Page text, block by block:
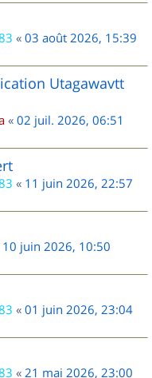
« 03 août 2026, 15:39
Utagawavtt
« 02 juil. 2026, 06:51
« 11 juin 2026, 22:57
10 juin 2026, 10:50
« 01 juin 2026, 23:04
« 21 mai 2026, 23:00